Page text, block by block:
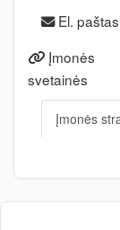
El. paštas
Įmonės
svetainės
Įmonės